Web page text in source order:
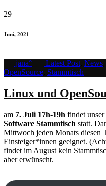
29
Juni, 2021
jana° Latest Post News
OpenSource Stammtisch
Linux und
am 7. Juli 17h-19h findet unser
Software Stammtisch statt.
Mittwoch jeden Monats diesen
Einsteiger*innen geeignet.
findet im August kein
aber erwünscht.